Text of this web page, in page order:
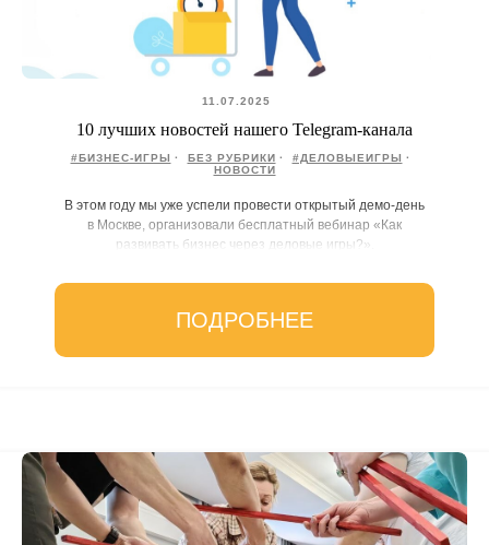
11.07.2025
10 лучших новостей нашего Telegram-канала
#БИЗНЕС-ИГРЫ БЕЗ РУБРИКИ
#ДЕЛОВЫЕИГРЫ
НОВОСТИ
В этом году мы уже успели провести открытый демо-день
в Москве, организовали бесплатный вебинар «Как
развивать бизнес через деловые игры?».
ПОДРОБНЕЕ